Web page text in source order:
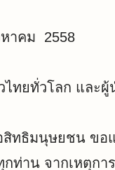
าคม 2558
ไทยทั่วโลก และผู้
สิทธิมนุษยชน ขอ
กท่าน จากเหตุก